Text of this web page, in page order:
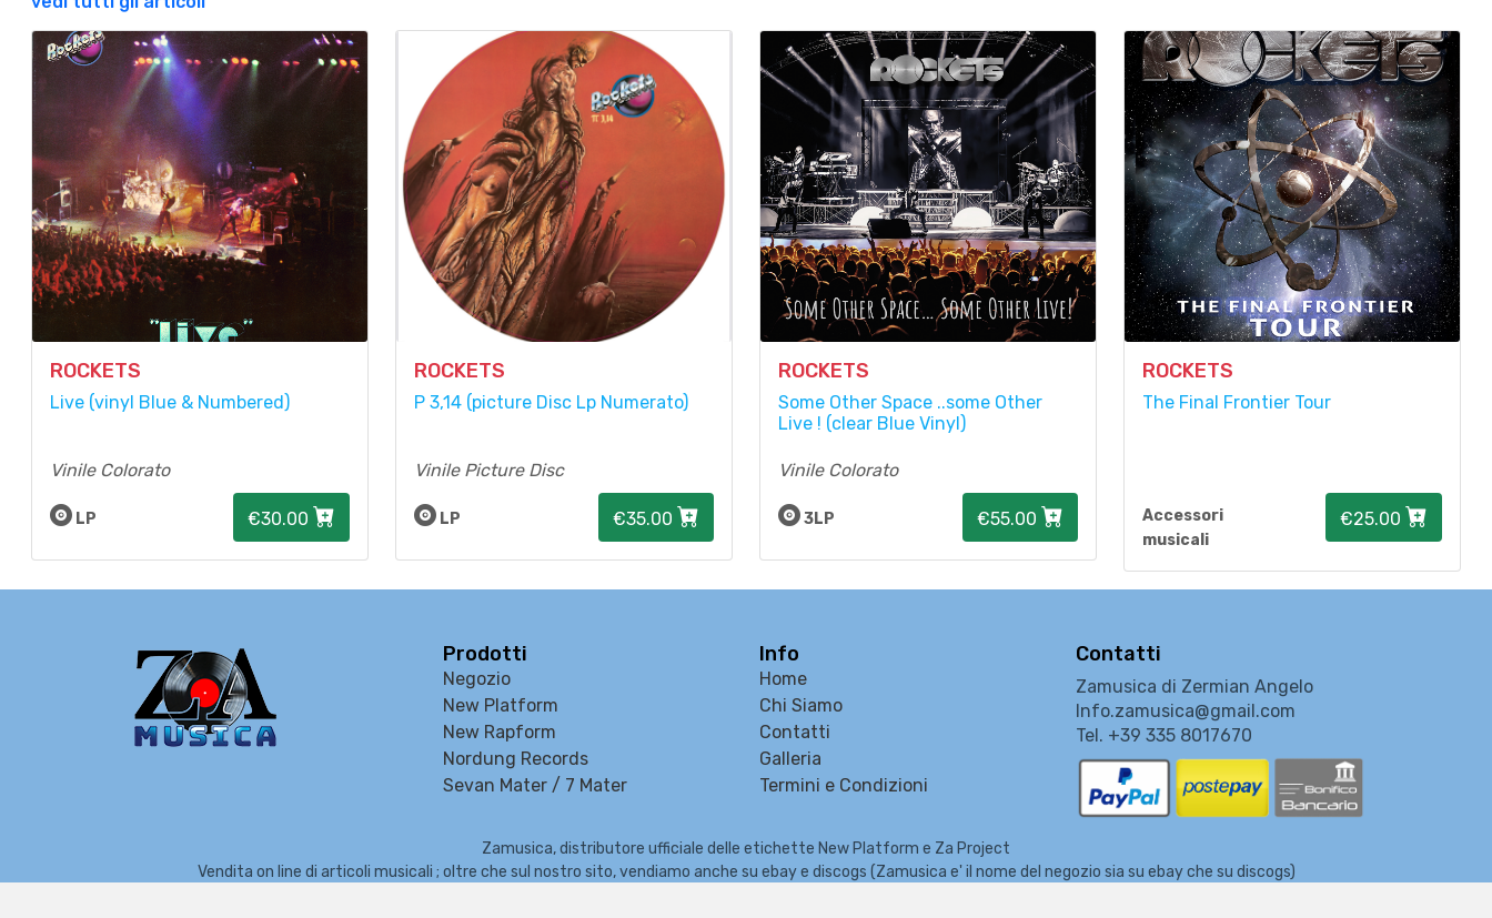
ROCKETS
Live (vinyl Blue & Numbered)
Vinile Colorato
LP €30.00
ROCKETS
P 3,14 (picture Disc Lp Numerato)
Vinile Picture Disc
LP €35.00
ROCKETS
Some Other Space ..some Other
Live ! (clear Blue Vinyl)
Vinile Colorato
3LP €55.00
ROCKETS
The Final Frontier Tour
Accessori
musicali
€25.00
Prodotti
Negozio
New Platform
New Rapform
Nordung Records
Sevan Mater / 7 Mater
Info
Home
Chi Siamo
Contatti
Galleria
Termini e Condizioni
Contatti
Zamusica di Zermian Angelo
Info.zamusica@gmail.com
Tel. +39 335 8017670
Zamusica, distributore ufficiale delle etichette New Platform e Za Project
Vendita on line di articoli musicali ; oltre che sul nostro sito, vendiamo anche su ebay e discogs (Zamusica e' il nome del negozio sia su ebay che su discogs)